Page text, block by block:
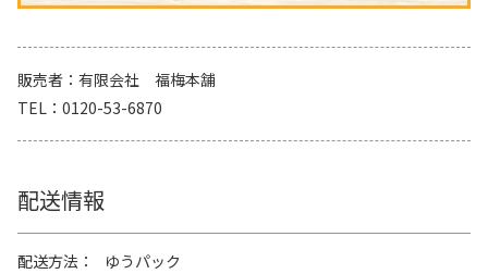
販売者
有限会社 福梅本舗
TEL
0120-53-6870
配送情報
配送方法
ゆうパック